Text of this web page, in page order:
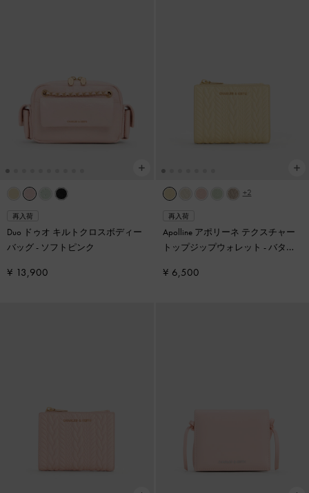
再入荷
Duo ドゥオ キルトクロスボディー
バッグ- ソフトピンク
¥ 13,900
+2
再入荷
Apolline アポリーネ テクスチャー
トップジップウォレット -バター
¥ 6,500